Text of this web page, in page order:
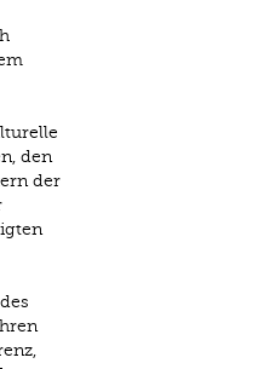
den
der